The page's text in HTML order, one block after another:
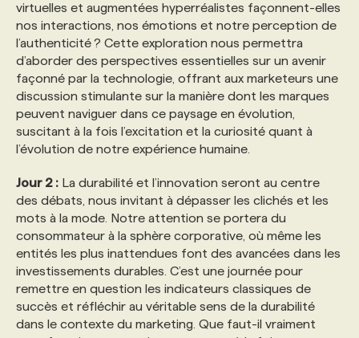
virtuelles et augmentées hyperréalistes façonnent-elles
nos interactions, nos émotions et notre perception de
l’authenticité ? Cette exploration nous permettra
d’aborder des perspectives essentielles sur un avenir
façonné par la technologie, offrant aux marketeurs une
discussion stimulante sur la manière dont les marques
peuvent naviguer dans ce paysage en évolution,
suscitant à la fois l’excitation et la curiosité quant à
l’évolution de notre expérience humaine.
Jour 2 : La durabilité et l’innovation seront au centre
des débats, nous invitant à dépasser les clichés et les
mots à la mode. Notre attention se portera du
consommateur à la sphère corporative, où même les
entités les plus inattendues font des avancées dans les
investissements durables. C’est une journée pour
remettre en question les indicateurs classiques de
succès et réfléchir au véritable sens de la durabilité
dans le contexte du marketing. Que faut-il vraiment